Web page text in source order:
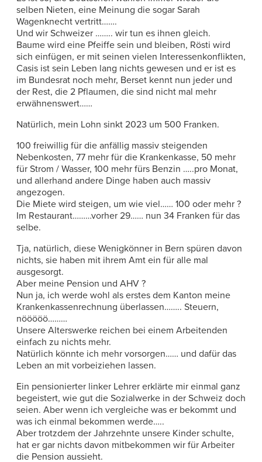
selben Nieten, eine Meinung die sogar Sarah
Wagenknecht vertritt…….
Und wir Schweizer …….. wir tun es ihnen gleich.
Baume wird eine Pfeiffe sein und bleiben, Rösti wird
sich einfügen, er mit seinen vielen Interessenkonflikten,
Casis ist sein Leben lang nichts gewesen und er ist es
im Bundesrat noch mehr, Berset kennt nun jeder und
der Rest, die 2 Pflaumen, die sind nicht mal mehr
erwähnenswert……
Natürlich, mein Lohn sinkt 2023 um 500 Franken.
100 freiwillig für die anfällig massiv steigenden
Nebenkosten, 77 mehr für die Krankenkasse, 50 mehr
für Strom / Wasser, 100 mehr fürs Benzin …..pro Monat,
und allerhand andere Dinge haben auch massiv
angezogen.
Die Miete wird steigen, um wie viel…… 100 oder mehr ?
Im Restaurant………vorher 29…… nun 34 Franken für das
selbe.
Tja, natürlich, diese Wenigkönner in Bern spüren davon
nichts, sie haben mit ihrem Amt ein für alle mal
ausgesorgt.
Aber meine Pension und AHV ?
Nun ja, ich werde wohl als erstes dem Kanton meine
Krankenkassenrechnung überlassen…….. Steuern,
nööööö………
Unsere Alterswerke reichen bei einem Arbeitenden
einfach zu nichts mehr.
Natürlich könnte ich mehr vorsorgen…… und dafür das
Leben an mit vorbeiziehen lassen.
Ein pensionierter linker Lehrer erklärte mir einmal ganz
begeistert, wie gut die Sozialwerke in der Schweiz doch
seien. Aber wenn ich vergleiche was er bekommt und
was ich einmal bekommen werde…..
Aber trotzdem der Jahrzehnte unsere Kinder schulte,
hat er gar nichts davon mitbekommen wir für Arbeiter
die Pension aussieht.